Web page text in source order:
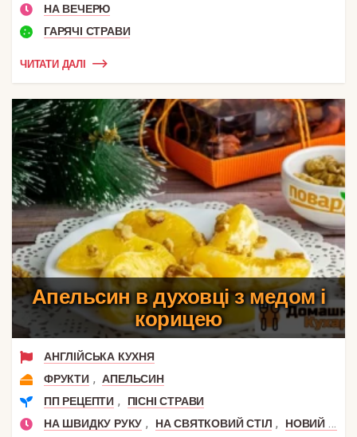
НА ВЕЧЕРЮ
ГАРЯЧІ СТРАВИ
ЧИТАТИ ДАЛІ
Апельсин в духовці з медом і
корицею
АНГЛІЙСЬКА КУХНЯ
ФРУКТИ , АПЕЛЬСИН
ПП РЕЦЕПТИ ,
ПІСНІ СТРАВИ
НА ШВИДКУ РУКУ , НА СВЯТКОВИЙ СТІЛ , НОВИЙ РІК